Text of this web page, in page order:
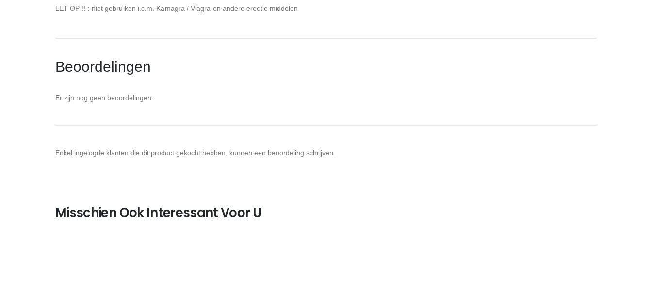
LET OP !! : niet gebruiken i.c.m. Kamagra / Viagra en andere erectie middelen
Beoordelingen
Er zijn nog geen beoordelingen.
Enkel ingelogde klanten die dit product gekocht hebben, kunnen een beoordeling schrijven.
Misschien Ook Interessant Voor U